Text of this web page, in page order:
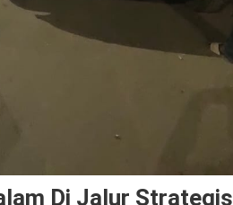
Di Jalur Strategis